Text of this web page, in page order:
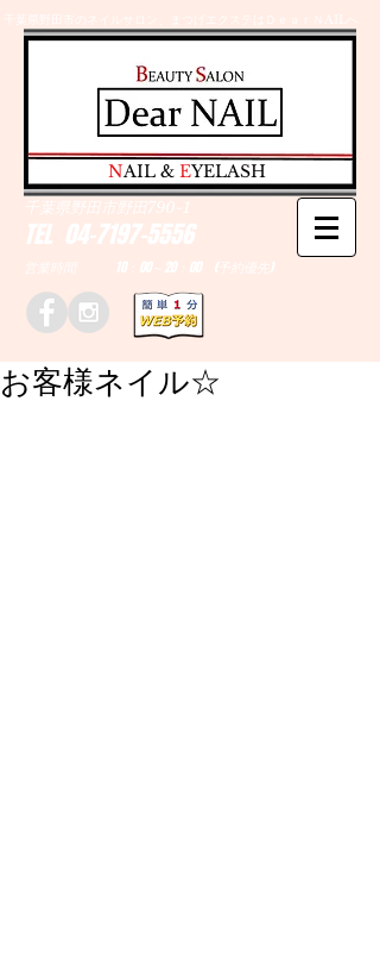
千葉県野田市のネイルサロン、まつげエクステはＤｅａｒＮAILへ
TEL 04-7197-5556
営業時間 10：00～20：00 (予約優先)
千葉県野田市野田790-1
​NAIL & EYELASH
お客様ネイル☆